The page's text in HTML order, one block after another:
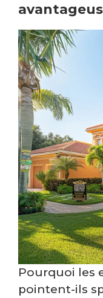
Pourquoi les
pointent-ils